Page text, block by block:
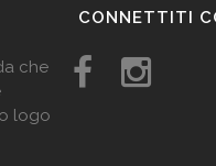
che
logo
CONNETTITI